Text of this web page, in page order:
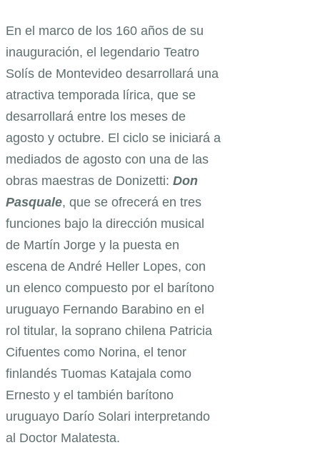
En el marco de los 160 años de su
inauguración, el legendario Teatro
Solís de Montevideo desarrollará una
atractiva temporada lírica, que se
desarrollará entre los meses de
agosto y octubre. El ciclo se iniciará a
mediados de agosto con una de las
obras maestras de Donizetti: Don
Pasquale, que se ofrecerá en tres
funciones bajo la dirección musical
de Martín Jorge y la puesta en
escena de André Heller Lopes, con
un elenco compuesto por el barítono
uruguayo Fernando Barabino en el
rol titular, la soprano chilena Patricia
Cifuentes como Norina, el tenor
finlandés Tuomas Katajala como
Ernesto y el también barítono
uruguayo Darío Solari interpretando
al Doctor Malatesta.